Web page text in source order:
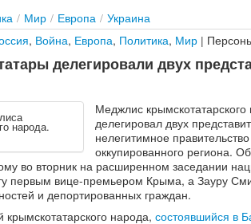
/ Мир / Европа / Украина
, Война, Европа, Политика, Мир |
делегировали двух
народа.
Меджлис крымскотатарского
делегировал двух
нелегитимное правительство
оккупированного региона.
во вторник на расширенном заседании
первым вице-премьером Крыма, а Зауру
и депортированных граждан.
крымскотатарского народа, состоявшийся в